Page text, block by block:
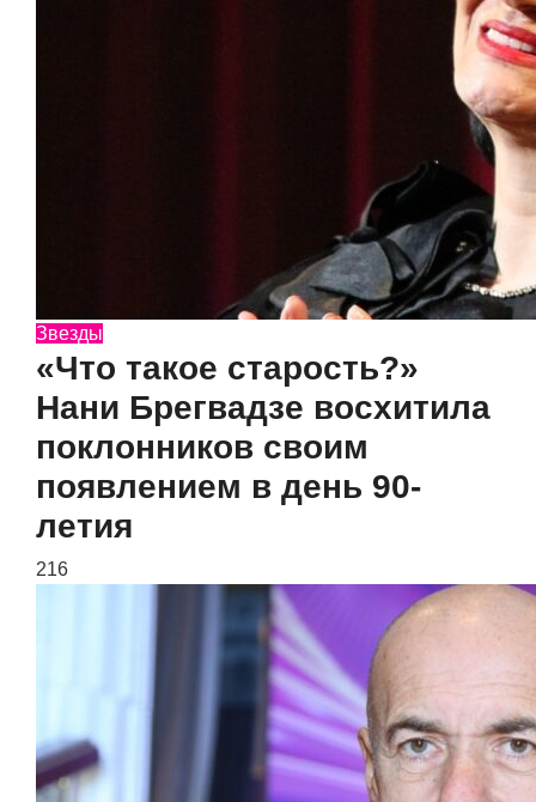
Звезды
«Что такое старость?»
Нани Брегвадзе восхитила
поклонников своим
появлением в день 90-
летия
216